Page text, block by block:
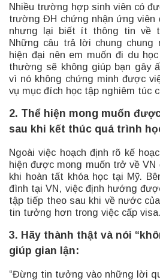
Nhiều trường hợp sinh viên có
trường ĐH chứng nhận ứng viên
nhưng lại biết ít thông tin về
Những câu trả lời chung chung
hiện đại nên em muốn đi du
thường sẽ không giúp bạn gây
vì nó không chứng minh được
vụ mục đích học tập nghiêm túc
2. Thể hiện mong muốn
sau khi kết thúc quá trình
Ngoài việc hoạch định rõ kế
hiện được mong muốn trở về
khi hoàn tất khóa học tại Mỹ.
đình tại VN, việc định hướng
tập tiếp theo sau khi về nước
tin tưởng hơn trong việc cấp visa.
3. Hãy thành thật và nói
giúp gian lận:
“Đừng tin tưởng vào những lời